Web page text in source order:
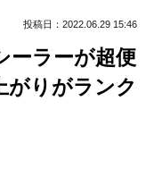
投稿日：2022.06.29 15:46
ーラーが超便
がりがランク